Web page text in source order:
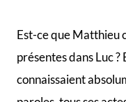
Est-ce que Matthieu
présentes dans Luc
connaissaient